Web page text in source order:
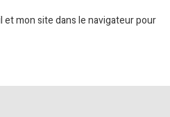
mon site dans le navigateur pour